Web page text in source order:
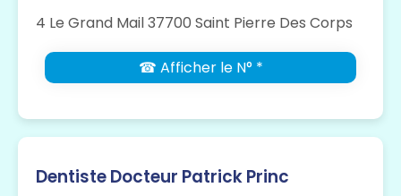
4 Le Grand Mail 37700 Saint Pierre Des Corps
☎ Afficher le N° *
Dentiste Docteur Patrick Princ